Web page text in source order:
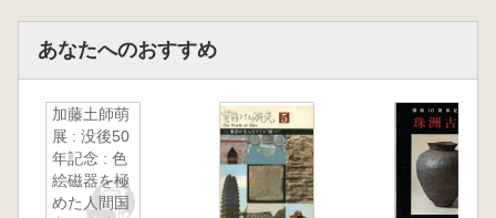
あなたへのおすすめ
加藤土師萌
展 : 没後50
年記念 : 色
絵磁器を極
めた人間国